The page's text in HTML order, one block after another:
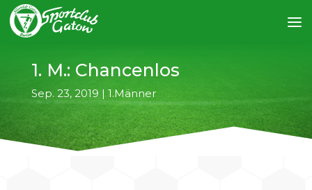
1. M.: Chancenlos
Sep. 23, 2019 | 1.Männer